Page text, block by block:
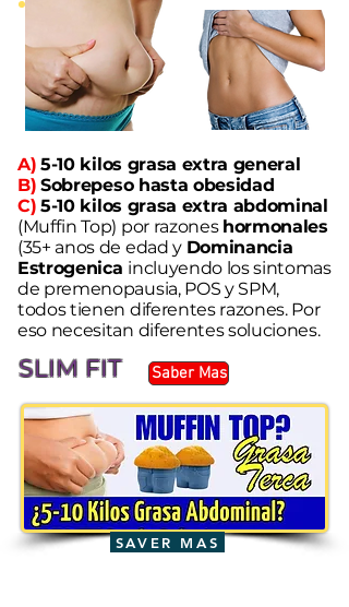
Saber Mas
SAVER MAS
A) 5-10 kilos grasa extra general
B) Sobrepeso hasta obesidad
C) 5-10 kilos grasa extra abdominal
(Muffin Top) por razones hormonales
(35+ anos de edad y Dominancia
Estrogenica incluyendo los sintomas
de premenopausia, POS y SPM,
todos tienen diferentes razones. Por
eso necesitan diferentes soluciones.
SLIM FIT